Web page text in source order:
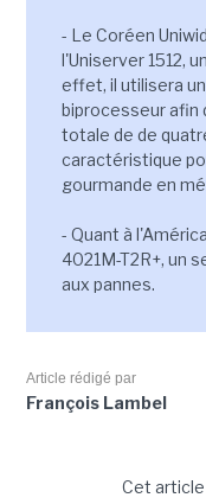
- Le Coréen
l'Uniserver 1512,
effet, il utilisera
biprocesseur afin
totale de de
caractéristique
gourmande en
- Quant à
4021M-T2R+, un
aux pannes.
Article rédigé par
François Lambel
Cet article